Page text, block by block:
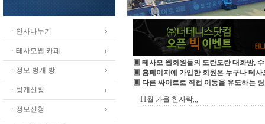
ㆍ인사나누기
ㆍ테사모웹 카페
ㆍ정모 벙개 방
ㆍ벙개신청
ㆍ정모신청
▣ 테사모 웹회원들의 도란도란 대화방,
▣ 홈페이지에 가입한 회원은 누구나 테사
▣ 다른 싸이트로 직접 이동을 유도하는
11월 가을 한자락,,,